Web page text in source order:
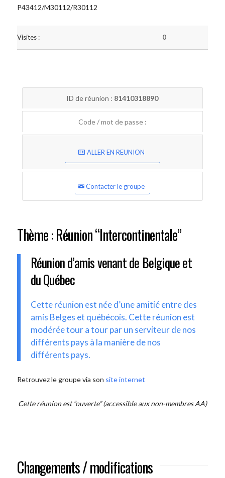
P43412/M30112/R30112
Visites : 0
ID de réunion : 81410318890
Code / mot de passe :
ALLER EN REUNION
Contacter le groupe
Thème : Réunion “Intercontinentale”
Réunion d’amis venant de Belgique et
du Québec
Cette réunion est née d’une amitié entre des
amis Belges et québécois. Cette réunion est
modérée tour a tour par un serviteur de nos
différents pays à la manière de nos
différents pays.
Retrouvez le groupe via son site internet
Cette réunion est “ouverte” (accessible aux non-membres AA)
Changements / modifications